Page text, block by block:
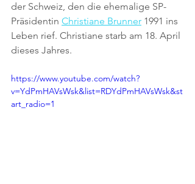
der Schweiz, den die ehemalige SP-
Präsidentin Christiane Brunner 1991 ins
Leben rief. Christiane starb am 18. April
dieses Jahres.
https://www.youtube.com/watch?
v=YdPmHAVsWsk&list=RDYdPmHAVsWsk&st
art_radio=1